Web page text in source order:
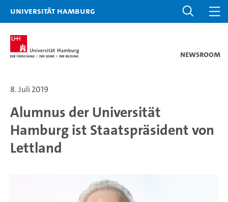
Universität Hamburg
Newsroom
8. Juli 2019
Alumnus der Universität
Hamburg ist Staatspräsident von
Lettland